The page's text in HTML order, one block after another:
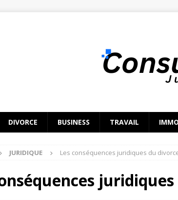
DIVORCE BUSINESS TRAVAIL
JURIDIQUE Les conséquences juridiques du